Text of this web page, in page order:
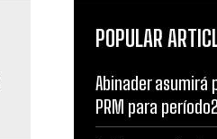
POPULAR
Abinader asumirá
PRM para